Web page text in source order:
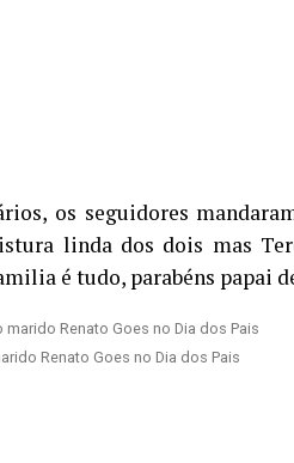
os seguidores
linda dos dois mas
é tudo, parabéns papai
Renato Goes no Dia dos Pais